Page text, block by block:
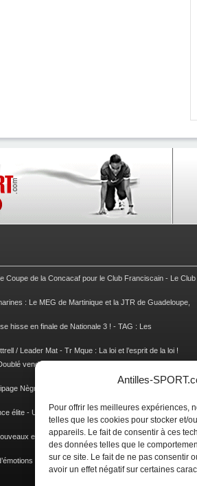
Antilles-
Pour offrir les meilleures expériences,
telles que les cookies pour stocker et/
appareils. Le fait de consentir à ces
des données telles que le
sur ce site. Le fait de ne pas consentir
avoir un effet négatif sur certaines
Coupe de la Concacaf pour le Club Franciscain - Le Club
: Le MEG de Martinique et la JTR de Guadeloupe,
hisse en finale de Nationale 3 ! - TAG : Les
/ Leader Mat - Tr Mque : La loi et l’esprit de la loi !
vendéen sur l’étape des Mamelles
Nègre – Gérard remporte le 9e rallye du Pays Marie-
élite - Un semi marathon sous le signe de la chaleur et
et un habitué au palmarès du Trail des Trésors-
! Images de la Woulib 113 X-Trem